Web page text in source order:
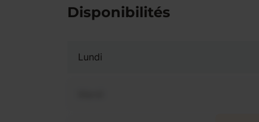
Disponibilités
Lundi